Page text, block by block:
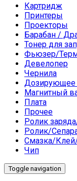
Картридж
Принтеры
Проекторы
Барабан /
Тонер для
Фьюзер/
Девелопер
Чернила
Дозирующее
Магнитный
Плата
Прочее
Ролик
Ролик/
Смазка/
Чип
Toggle navigation